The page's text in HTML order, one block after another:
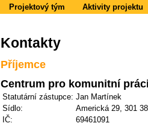
Projektový tým Aktivity projektu
Kontakty
Příjemce
Centrum pro komunitní
Statutární zástupce: Jan Martínek
Sídlo:
Americká 29, 301
IČ:
69461091